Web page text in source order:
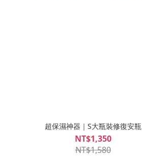
超保濕神器｜S大瓶裝修復安瓶
NT$1,350
NT$1,580